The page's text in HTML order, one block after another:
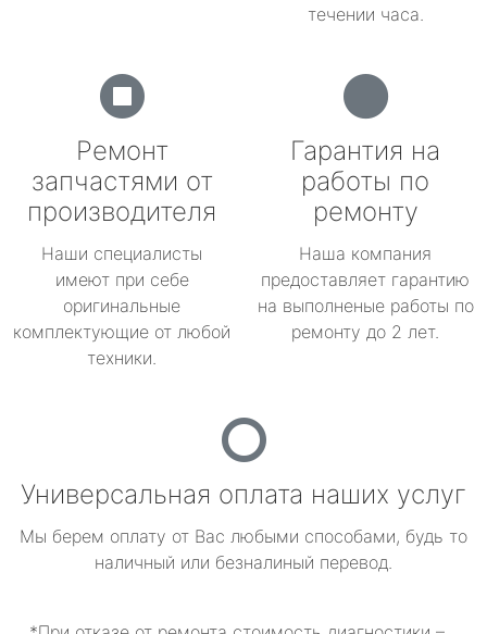
течении часа.
Ремонт
запчастями от
производителя
Наши специалисты
имеют при себе
оригинальные
комплектующие от любой
техники.
Гарантия на
работы по
ремонту
Наша компания
предоставляет гарантию
на выполненые работы по
ремонту до 2 лет.
Универсальная оплата наших услуг
Мы берем оплату от Вас любыми способами, будь то
наличный или безналиный перевод.